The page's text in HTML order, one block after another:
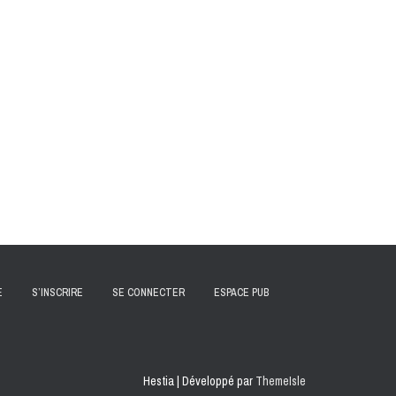
S’INSCRIRE SE CONNECTER ESPACE PUB
Hestia | Développé par ThemeIsle